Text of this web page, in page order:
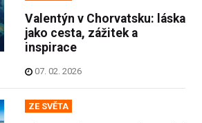
Valentýn v Chorvatsku: láska
jako cesta, zážitek a
inspirace
07. 02. 2026
ZE SVĚTA